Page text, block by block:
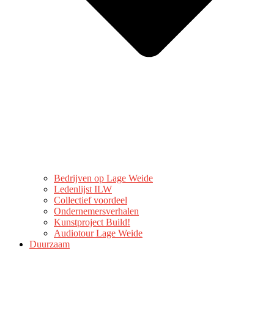
Bedrijven op Lage Weide
Ledenlijst ILW
Collectief voordeel
Ondernemersverhalen
Kunstproject Build!
Audiotour Lage Weide
Duurzaam